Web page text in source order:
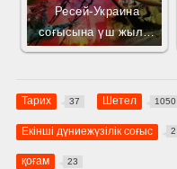
Ресей-Украина
соғысына үш жыл…
Тарих 37 Шетел 1050
Екінші дүниежүзілік соғыс 2
қоғам 23